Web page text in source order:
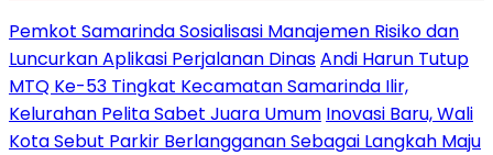
Pemkot Samarinda Sosialisasi Manajemen Risiko dan
Luncurkan Aplikasi Perjalanan DinasAndi Harun Tutup
MTQ Ke-53 Tingkat Kecamatan Samarinda Ilir,
Kelurahan Pelita Sabet Juara Umum Inovasi Baru, Wali
Kota Sebut Parkir Berlangganan Sebagai Langkah Maju